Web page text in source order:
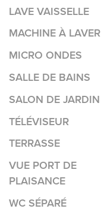
LAVE VAISSELLE
MACHINE À LAVER
MICRO ONDES
SALLE DE BAINS
SALON DE JARDIN
TÉLÉVISEUR
TERRASSE
VUE PORT DE
PLAISANCE
WC SÉPARÉ